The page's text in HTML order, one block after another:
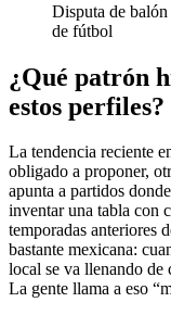
Disputa de
de fútbol
¿Qué patrón
estos perfiles?
La tendencia reciente
obligado a proponer,
apunta a partidos
inventar una tabla con
temporadas anteriores
bastante mexicana:
local se va llenando de
La gente llama a eso